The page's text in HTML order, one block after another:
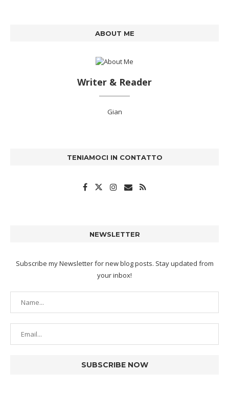
ABOUT ME
Writer & Reader
Gian
TENIAMOCI IN CONTATTO
NEWSLETTER
Subscribe my Newsletter for new blog posts. Stay updated from
your inbox!